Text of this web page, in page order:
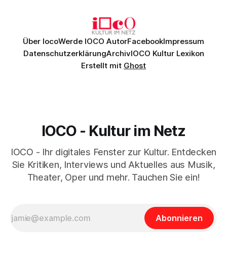
Über IocoWerde IOCO AutorFacebookImpressum
DatenschutzerklärungArchivIOCO Kultur Lexikon
Erstellt mit Ghost
IOCO - Kultur im Netz
IOCO - Ihr digitales Fenster zur Kultur. Entdecken
Sie Kritiken, Interviews und Aktuelles aus Musik,
Theater, Oper und mehr. Tauchen Sie ein!
Abonnieren